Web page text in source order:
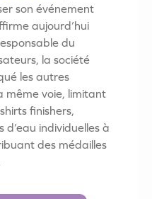
son événement
aujourd’hui
du
la société
les autres
même voie, limitant
finishers,
individuelles à
des médailles